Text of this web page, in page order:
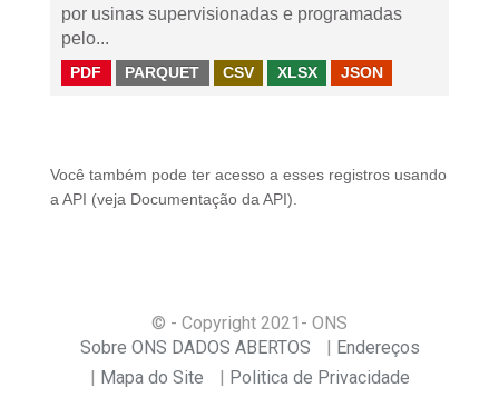
por usinas supervisionadas e programadas
pelo...
PDF PARQUET CSV XLSX JSON
Você também pode ter acesso a esses registros usando
a API (veja Documentação da API ).
© - Copyright 2021 - ONS
Sobre ONS DADOS ABERTOS
Endereços
Mapa do Site
Politica de Privacidade